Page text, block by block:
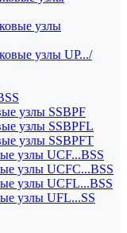
узлы
узлы UP.../
узлы SSBPF
узлы SSBPFL
узлы SSBPFT
узлы UCF...BSS
узлы UCFC...BSS
узлы UCFL...BSS
узлы UFL...SS